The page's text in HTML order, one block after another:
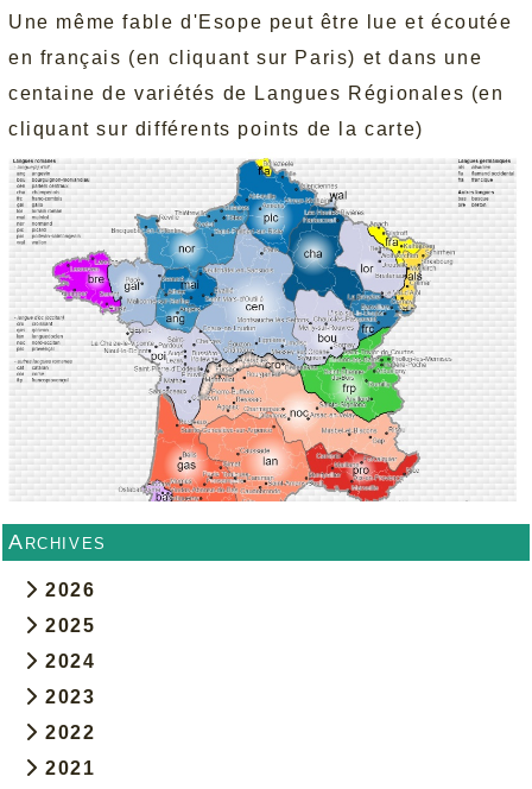
Une même fable d'Esope peut être lue et écoutée
en français (en cliquant sur Paris) et dans une
centaine de variétés de Langues Régionales (en
cliquant sur différents points de la carte)
Archives
2026
2025
2024
2023
2022
2021